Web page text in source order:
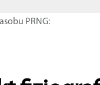
PRNG: